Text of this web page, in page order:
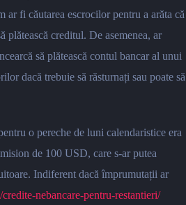
ar fi căutarea escrocilor pentru a arăta că
plătească creditul. De asemenea, ar
să plătească contul bancar al unui
dacă trebuie să răsturnați sau poate să
o pereche de luni calendaristice era
de 100 USD, care s-ar putea
Indiferent dacă împrumutații ar
nebancare-pentru-restantieri/